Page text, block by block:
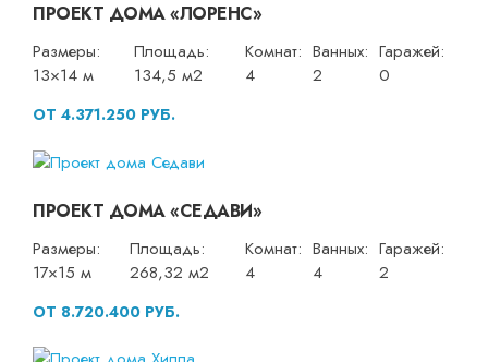
ПРОЕКТ ДОМА «ЛОРЕНС»
Размеры:
13×14 м
Площадь:
134,5 м2
Комнат:
4
Ванных:
2
Гаражей:
0
ОТ 4.371.250 РУБ.
ПРОЕКТ ДОМА «СЕДАВИ»
Размеры:
17×15 м
Площадь:
268,32 м2
Комнат:
4
Ванных:
4
Гаражей:
2
ОТ 8.720.400 РУБ.